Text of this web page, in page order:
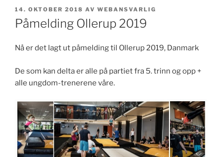
PUBLISERT
14. OKTOBER 2018 AV WEBANSVARLIG
Påmelding Ollerup 2019
Nå er det lagt ut påmelding til Ollerup 2019, Danmark
De som kan delta er alle på partiet fra 5. trinn og opp +
alle ungdom-trenerene våre.